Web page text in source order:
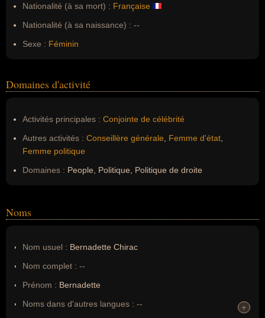
Nationalité (à sa mort) : Française
Nationalité (à sa naissance) : --
Sexe : Féminin
Domaines d'activité
Activités principales : Conjointe de célébrité
Autres activités : Conseillère générale Femme d'état
Femme politique
Domaines : People, Politique, Politique de droite
Noms
Nom usuel : Bernadette Chirac
Nom complet : --
Prénom : Bernadette
Noms dans d'autres langues : --
+
+